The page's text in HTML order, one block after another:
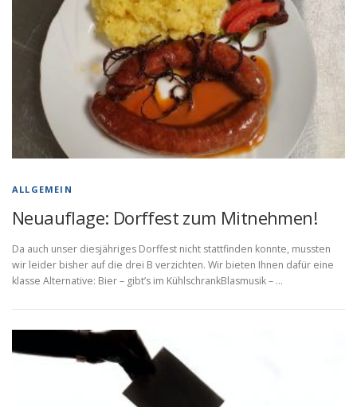
ALLGEMEIN
Neuauflage: Dorffest zum Mitnehmen!
Da auch unser diesjähriges Dorffest nicht stattfinden konnte, mussten
wir leider bisher auf die drei B verzichten. Wir bieten Ihnen dafür eine
klasse Alternative: Bier – gibt’s im KühlschrankBlasmusik – …